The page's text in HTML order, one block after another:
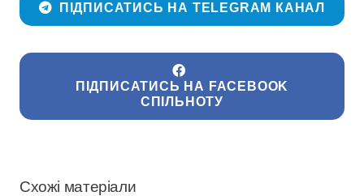
ПІДПИСАТИСЬ НА TELEGRAM КАНАЛ
ПІДПИСАТИСЬ НА FACEBOOK
СПІЛЬНОТУ
Схожі матеріали